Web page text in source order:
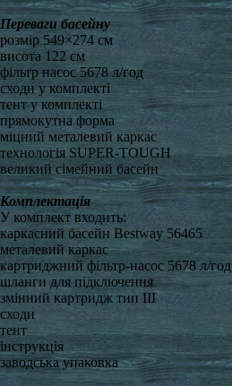
Переваги басейну
розмір 549×274 см
висота 122 см
фільтр насос 5678 л/год
сходи у комплекті
тент у комплекті
прямокутна форма
міцний металевий каркас
технологія SUPER-TOUGH
великий сімейний басейн
Комплектація
У комплект входить:
каркасний басейн Bestway 56465
металевий каркас
картриджний фільтр-насос 5678 л/год
шланги для підключення
змінний картридж тип III
сходи
тент
інструкція
заводська упаковка